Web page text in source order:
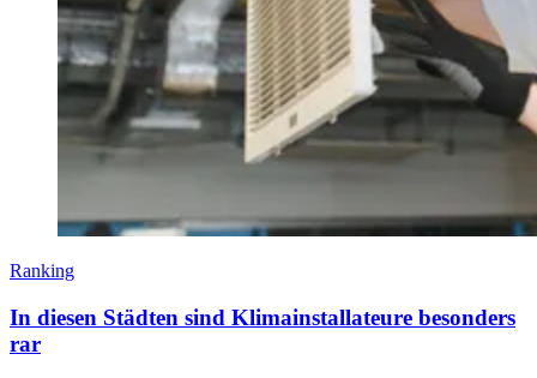
Ranking
In diesen Städten sind Klimainstallateure besonders
rar